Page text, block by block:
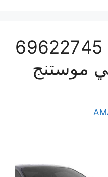
تصليح موستنج 69622745
موستنج